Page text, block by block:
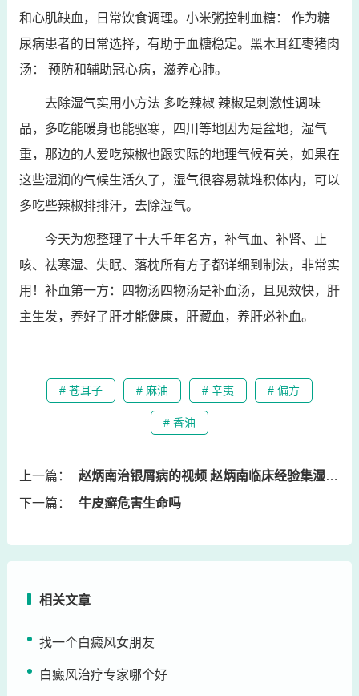
和心肌缺血，日常饮食调理。小米粥控制血糖： 作为糖
尿病患者的日常选择，有助于血糖稳定。黑木耳红枣猪肉
汤： 预防和辅助冠心病，滋养心肺。
去除湿气实用小方法 多吃辣椒 辣椒是刺激性调味
品，多吃能暖身也能驱寒，四川等地因为是盆地，湿气
重，那边的人爱吃辣椒也跟实际的地理气候有关，如果在
这些湿润的气候生活久了，湿气很容易就堆积体内，可以
多吃些辣椒排排汗，去除湿气。
今天为您整理了十大千年名方，补气血、补肾、止
咳、祛寒湿、失眠、落枕所有方子都详细到制法，非常实
用！补血第一方：四物汤四物汤是补血汤，且见效快，肝
主生发，养好了肝才能健康，肝藏血，养肝必补血。
# 苍耳子 # 麻油 # 辛夷 # 偏方
# 香油
上一篇：
赵炳南治银屑病的视频 赵炳南临床经验集湿疹治疗
下一篇：
牛皮癣危害生命吗
相关文章
找一个白癜风女朋友
白癜风治疗专家哪个好